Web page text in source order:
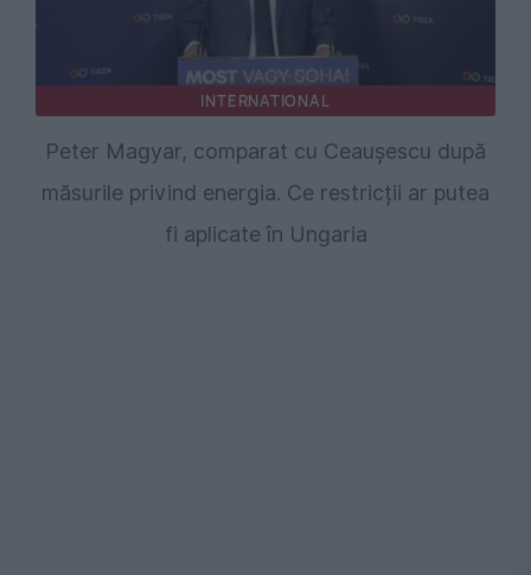
INTERNATIONAL
Peter Magyar, comparat cu Ceaușescu după
măsurile privind energia. Ce restricții ar putea
fi aplicate în Ungaria